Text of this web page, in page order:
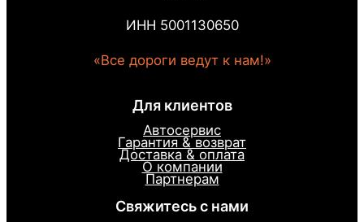
ИНН 5001130650
«Все дороги ведут к нам!»
Для клиентов
Автосервис
Гарантия & возврат
Доставка & оплата
О компании
Партнерам
Свяжитесь с нами